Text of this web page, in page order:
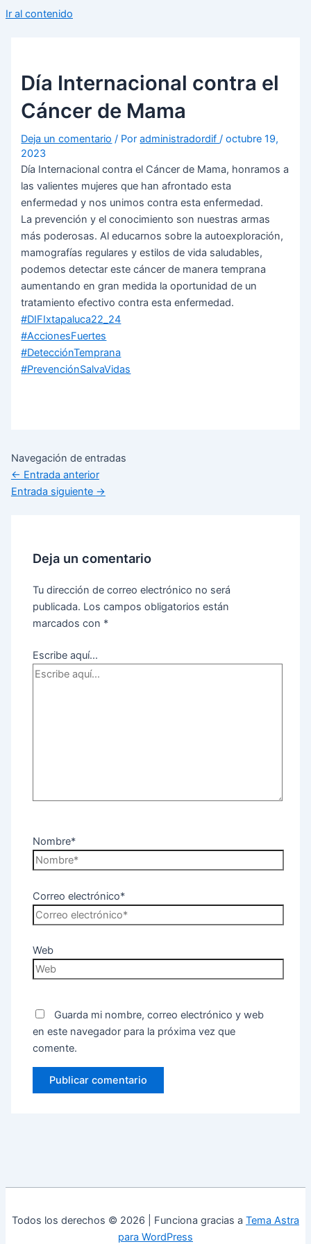
Ir al contenido
Día Internacional contra el
Cáncer de Mama
Deja un comentario / Poradministradordif/octubre 19,
2023
Día Internacional contra el Cáncer de Mama, honramos a
las valientes mujeres que han afrontado esta
enfermedad y nos unimos contra esta enfermedad.
La prevención y el conocimiento son nuestras armas
más poderosas. Al educarnos sobre la autoexploración,
mamografías regulares y estilos de vida saludables,
podemos detectar este cáncer de manera temprana
aumentando en gran medida la oportunidad de un
tratamiento efectivo contra esta enfermedad.
#DIFIxtapaluca22_24
#AccionesFuertes
#DetecciónTemprana
#PrevenciónSalvaVidas
Navegación de entradas
← Entrada anterior
Entrada siguiente →
Deja un comentario
Tu dirección de correo electrónico no será
publicada. Los campos obligatorios están
marcados con *
Escribe aquí...
Nombre*
Correo electrónico*
Web
Guarda mi nombre, correo electrónico y web
en este navegador para la próxima vez que
comente.
Todos los derechos © 2026 | Funciona gracias a Tema Astra
para WordPress